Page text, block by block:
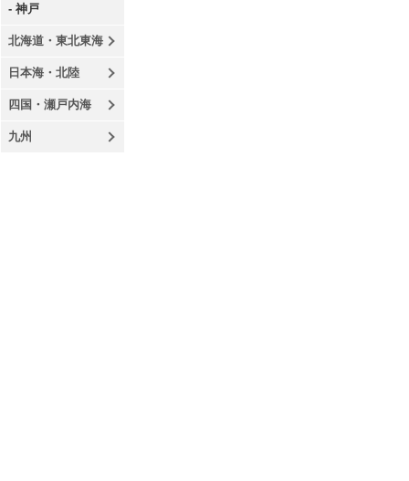
- 神戸
北海道・東北東海
日本海・北陸
四国・瀬戸内海
九州